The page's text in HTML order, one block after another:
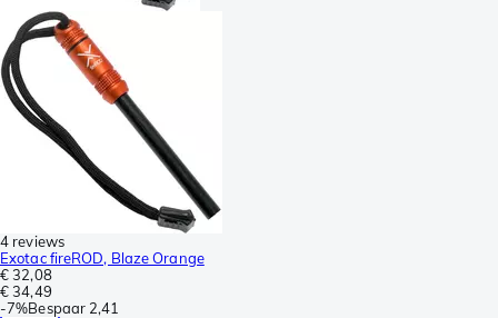
4 reviews
Exotac fireROD, Blaze Orange
€ 32,08
€ 34,49
-7%Bespaar 2,41